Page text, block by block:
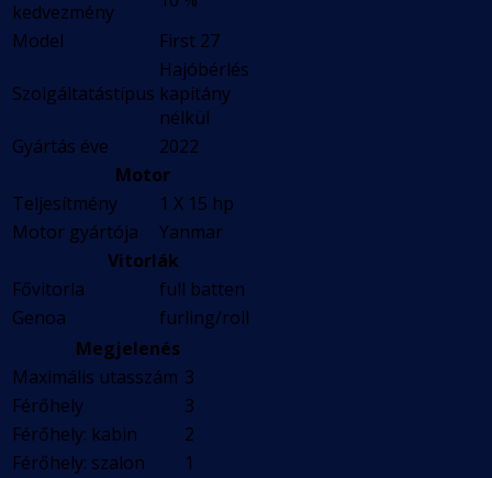
kedvezmény
Model
First 27
Szolgáltatástípus
Hajóbérlés
kapitány
nélkül
Gyártás éve
2022
Motor
Teljesítmény
1 X 15 hp
Motor gyártója
Yanmar
Vitorlák
Fővitorla
full batten
Genoa
furling/roll
Megjelenés
Maximális utasszám 3
Férőhely
3
Férőhely: kabin
2
Férőhely: szalon
1